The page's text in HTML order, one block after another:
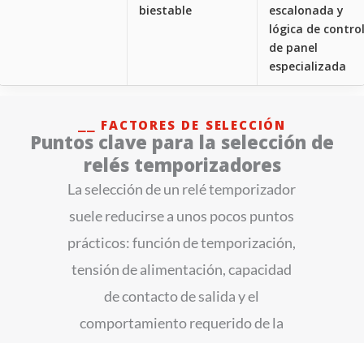
biestable
escalonada y
lógica de control
de panel
especializada
⎯⎯ FACTORES DE SELECCIÓN
Puntos clave para la selección de
relés temporizadores
La selección de un relé temporizador
suele reducirse a unos pocos puntos
prácticos: función de temporización,
tensión de alimentación, capacidad
de contacto de salida y el
comportamiento requerido de la